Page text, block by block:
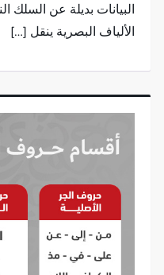
البيانات بديلة عن
الألياف البصرية ينقل […]